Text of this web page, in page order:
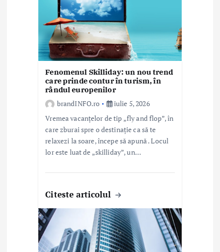
Fenomenul Skilliday: un nou trend
care prinde contur în turism, în
rândul europenilor
brandINFO.ro
iulie 5, 2026
Vremea vacanțelor de tip „fly and flop”, în
care zburai spre o destinație ca să te
relaxezi la soare, începe să apună . Locul
lor este luat de „skilliday”, un…
Citeste articolul